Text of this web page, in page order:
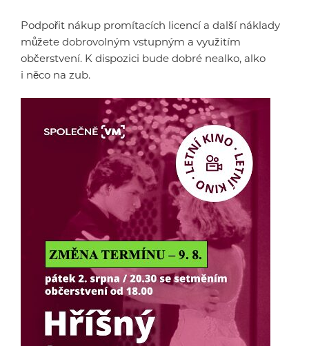
Podpořit nákup promítacích licencí a další náklady
můžete dobrovolným vstupným a využitím
občerstvení. K dispozici bude dobré nealko, alko
i něco na zub.